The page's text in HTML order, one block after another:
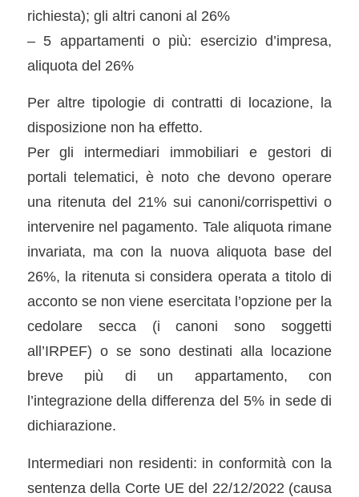
richiesta); gli altri canoni al 26%
– 5 appartamenti o più: esercizio d’impresa,
aliquota del 26%
Per altre tipologie di contratti di locazione, la
disposizione non ha effetto.
Per gli intermediari immobiliari e gestori di
portali telematici, è noto che devono operare
una ritenuta del 21% sui canoni/corrispettivi o
intervenire nel pagamento. Tale aliquota rimane
invariata, ma con la nuova aliquota base del
26%, la ritenuta si considera operata a titolo di
acconto se non viene esercitata l’opzione per la
cedolare secca (i canoni sono soggetti
all’IRPEF) o se sono destinati alla locazione
breve più di un appartamento, con
l’integrazione della differenza del 5% in sede di
dichiarazione.
Intermediari non residenti: in conformità con la
sentenza della Corte UE del 22/12/2022 (causa